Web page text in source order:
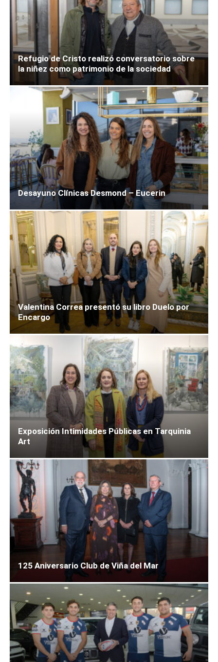
Refugio de Cristo realizó conversatorio sobre
la niñez como patrimonio de la sociedad
Desayuno Clínicas Desmond – Eucerin
Valentina Correa presentó su libro Duelo por
Encargo
Exposición Intimidades Públicas en Tarquinia
Art
125 Aniversario Club de Viña del Mar